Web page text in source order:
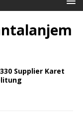
Supplier Karet